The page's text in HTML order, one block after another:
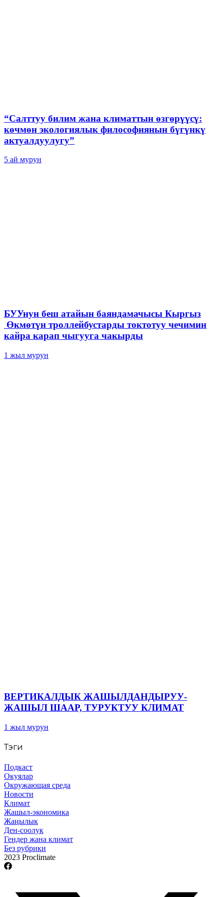
“Салттуу билим жана климаттын өзгөрүүсү:
көчмөн экологиялык философиянын бүгүнкү
актуалдуулугу”
5 ай мурун
БУУнун беш атайын баяндамачысы Кыргыз
Өкмөтүн троллейбустарды токтотуу чечимин
кайра карап чыгууга чакырды
1 жыл мурун
ВЕРТИКАЛДЫК ЖАШЫЛДАНДЫРУУ-
ЖАШЫЛ ШААР, ТУРУКТУУ КЛИМАТ
1 жыл мурун
Тэги
Подкаст
Окуялар
Окружающая среда
Новости
Климат
Жашыл-экономика
Жаңылык
Ден-соолук
Гендер жана климат
Без рубрики
2023 Proclimate